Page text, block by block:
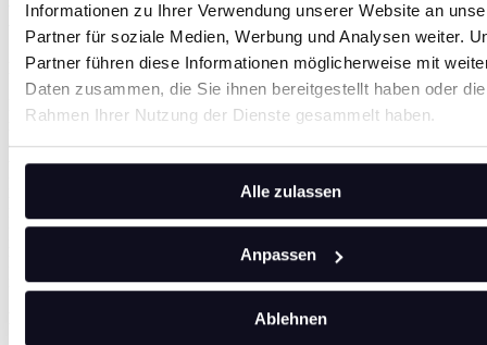
Informationen zu Ihrer Verwendung unserer Website an
Partner für soziale Medien, Werbung und Analysen weiter.
Partner führen diese Informationen möglicherweise mit
Daten zusammen, die Sie ihnen bereitgestellt haben oder
Rahmen Ihrer Nutzung der Dienste gesammelt haben.
Alle zulassen
Anpassen
Ablehnen
Wartungsfreundlichkeit: Sichere Durchführung von
Wartungsarbeiten durch kontrollierte Abschaltung.
Integration in bestehende Systeme
Die Nachrüstung eines Feuerwehrschalters gestaltet sich in den
meisten Fällen unkompliziert. Der Schlüssel zum Erfolg liegt in der
durchdachten Planung der Installation. Der Schalter muss nicht nur
technisch einwandfrei integriert werden, sondern auch für
Einsatzkräfte gut zugänglich und eindeutig erkennbar sein. Eine
klare Dokumentation im Anlagenschema sowie eine deutliche
Beschilderung vor Ort sind dabei unverzichtbar. Besonders wichtig
Position und Funktionsweise des Schalters informiert werden, um
im Ernstfall schnell und sicher handeln zu können.
Best Practices in der praktischen Umsetzung